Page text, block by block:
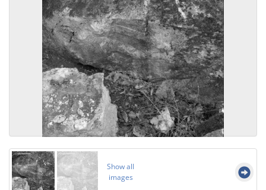
Show all
images